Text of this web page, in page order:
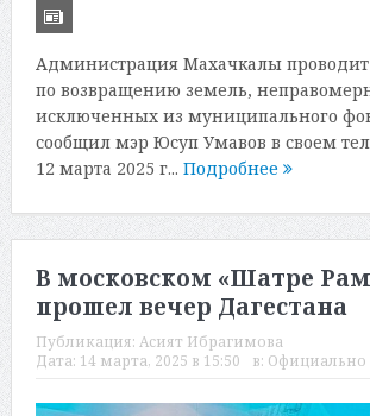
Администрация Махачкалы
по возвращению земель,
исключенных из муниципального
сообщил мэр Юсуп Умавов в своем
12 марта 2025 г... Подробнее
В московском «Шатре
прошел вечер Дагестана
Публикация: Асият Ибрагимова
Дата: 14 марта, 2025 в 15:50 в: Официально